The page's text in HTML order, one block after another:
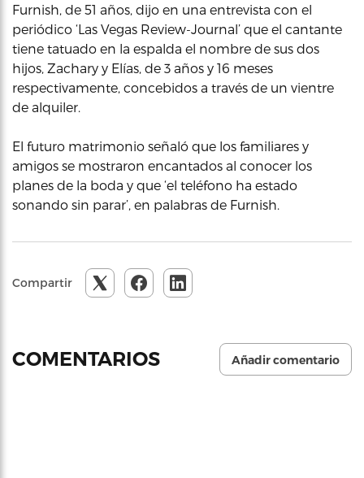
Furnish, de 51 años, dijo en una entrevista con el
periódico ‘Las Vegas Review-Journal’ que el cantante
tiene tatuado en la espalda el nombre de sus dos
hijos, Zachary y Elías, de 3 años y 16 meses
respectivamente, concebidos a través de un vientre
de alquiler.
El futuro matrimonio señaló que los familiares y
amigos se mostraron encantados al conocer los
planes de la boda y que ‘el teléfono ha estado
sonando sin parar’, en palabras de Furnish.
Compartir
COMENTARIOS Añadir comentario